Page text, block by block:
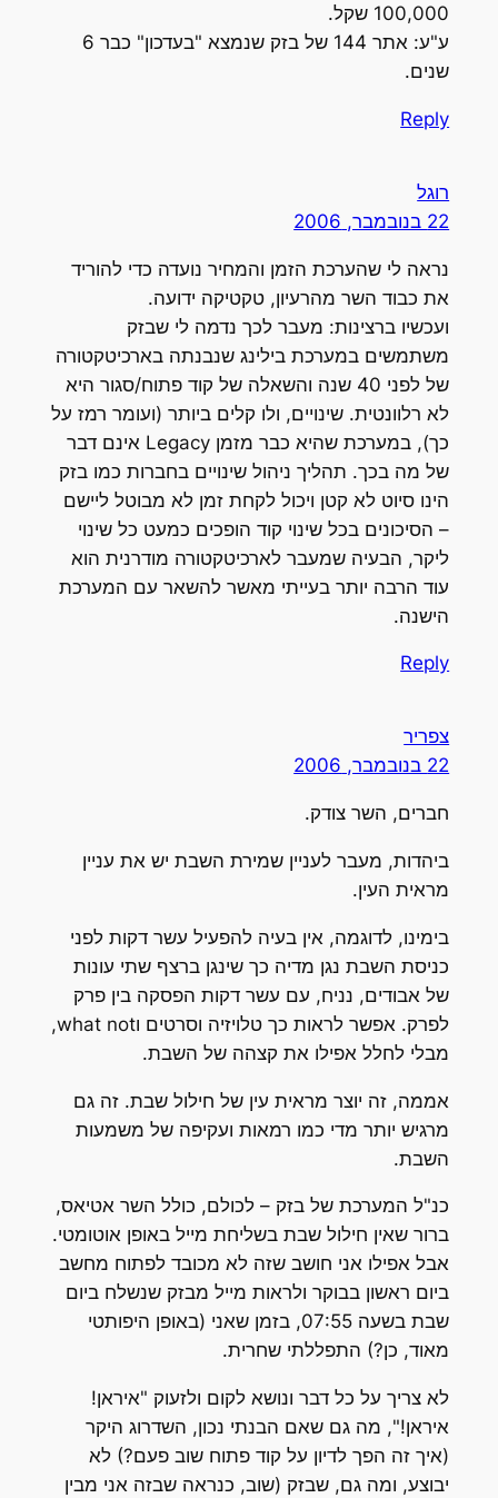
100,000 שקל.
ע"ע: אתר 144 של בזק שנמצא "בעדכון" כבר 6
שנים.
Reply
רוגל
22 בנובמבר, 2006
נראה לי שהערכת הזמן והמחיר נועדה כדי להוריד
את כבוד השר מהרעיון, טקטיקה ידועה.
ועכשיו ברצינות: מעבר לכך נדמה לי שבזק
משתמשים במערכת בילינג שנבנתה בארכיטקטורה
של לפני 40 שנה והשאלה של קוד פתוח/סגור היא
לא רלוונטית. שינויים, ולו קלים ביותר (ועומר רמז על
כך), במערכת שהיא כבר מזמן Legacy אינם דבר
של מה בכך. תהליך ניהול שינויים בחברות כמו בזק
הינו סיוט לא קטן ויכול לקחת זמן לא מבוטל ליישם
– הסיכונים בכל שינוי קוד הופכים כמעט כל שינוי
ליקר, הבעיה שמעבר לארכיטקטורה מודרנית הוא
עוד הרבה יותר בעייתי מאשר להשאר עם המערכת
הישנה.
Reply
צפריר
22 בנובמבר, 2006
חברים, השר צודק.
ביהדות, מעבר לעניין שמירת השבת יש את עניין
מראית העין.
בימינו, לדוגמה, אין בעיה להפעיל עשר דקות לפני
כניסת השבת נגן מדיה כך שינגן ברצף שתי עונות
של אבודים, נניח, עם עשר דקות הפסקה בין פרק
לפרק. אפשר לראות כך טלויזיה וסרטים וwhat not,
מבלי לחלל אפילו את קצהה של השבת.
אממה, זה יוצר מראית עין של חילול שבת. זה גם
מרגיש יותר מדי כמו רמאות ועקיפה של משמעות
השבת.
כנ"ל המערכת של בזק – לכולם, כולל השר אטיאס,
ברור שאין חילול שבת בשליחת מייל באופן אוטומטי.
אבל אפילו אני חושב שזה לא מכובד לפתוח מחשב
ביום ראשון בבוקר ולראות מייל מבזק שנשלח ביום
שבת בשעה 07:55, בזמן שאני (באופן היפותטי
מאוד, כן?) התפללתי שחרית.
לא צריך על כל דבר ונושא לקום ולזעוק "איראן!
איראן!", מה גם שאם הבנתי נכון, השדרוג היקר
(איך זה הפך לדיון על קוד פתוח שוב פעם?) לא
יבוצע, ומה גם, שבזק (שוב, כנראה שבזה אני מבין